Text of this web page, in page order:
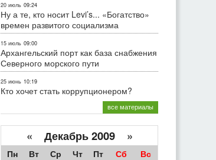
20 июль 09:24
Ну а те, кто носит Levi’s... «Богатство»
времен развитого социализма
15 июль 09:00
Архангельский порт как база снабжения
Северного морского пути
25 июнь 10:19
Кто хочет стать коррупционером?
все материалы
« Декабрь 2009 »
Пн Вт Ср Чт Пт Сб
Вс